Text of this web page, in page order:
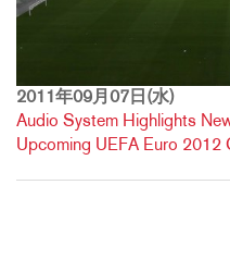
2011年09月07日(水)
Audio System Highlights
Upcoming UEFA Euro 2012